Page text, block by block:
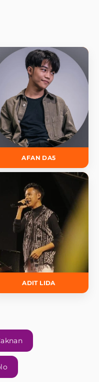
AFAN DA5
ADIT LIDA